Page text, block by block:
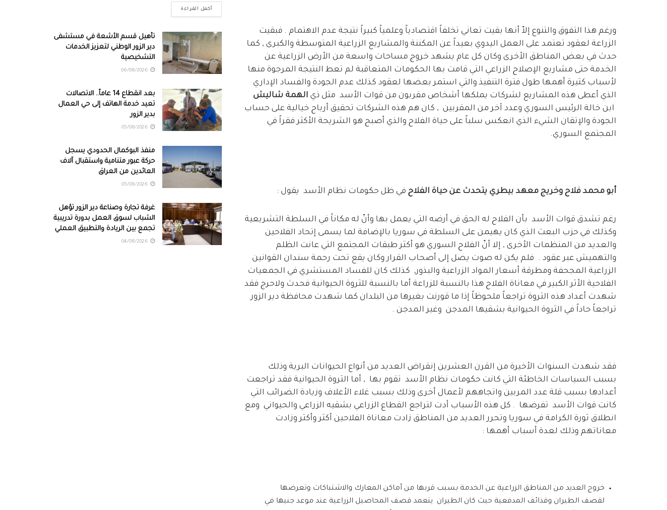
ورغم هذا التفوق والتنوع إلاّ أنها بقيت تعاني تخلفاً اقتصادياً وعلمياً كبيراً نتيجة عدم الاهتمام . فبقيت
الزراعة لعقود تعتمد على العمل اليدوي بعيداً عن المكننة والمشاريع الزراعية المتوسطة والكبرى , كما
حدث في بعض المناطق الأخرى وكان كل عام يشهد خروج مساحات واسعة من الأرض الزراعية عن
الخدمة حتى مشاريع الإصلاح الزراعي التي قامت بها الحكومات المتعاقبة لم تعط النتيجة المرجوة منها
لأسباب كثيرة أهمها طول فترة التنفيذ والتي استمر بعضها لعقود كذلك عدم الجودة والفساد الإداري
الذي أعطى هذه المشاريع لشركات يملكها أشخاص مقربون من قوات الأسد مثل ذي الهمة شاليش
ابن خالة الرئيس السوري وعدد آخر من المقربين , كان هم هذه الشركات تحقيق أرباح خيالية على حساب
الجودة والإتقان الشيء الذي انعكس سلباً على حياة الفلاح والذي أصبح هو الشريحة الأكثر فقراً في
المجتمع السوري.
أبو محمد فلاح وخريج معهد بيطري يتحدث عن حياة الفلاح في ظل حكومات نظام الأسد يقول :
رغم تشدق قوات الأسد بأن الفلاح له الحق في أرضه التي يعمل بها وأنّ له مكاناً في السلطة التشريعية
وكذلك في حزب البعث الذي كان يهيمن على السلطة في سوريا بالإضافة لما يسمى إتحاد الفلاحين
والعديد من المنظمات الأخرى , إلا أنّ الفلاح السوري هو أكثر طبقات المجتمع التي عانت الظلم
والتهميش عبر عقود . فلم يكن له صوت يصل إلى أصحاب القرار وكان يقع تحت رحمة سندان القوانين
الزراعية المجحفة ومطرقة أسعار المواد الزراعية والبذور, كذلك كان للفساد المستشري في الجمعيات
الفلاحية الأثر الكبير في معاناة الفلاح هذا بالنسبة للزراعة أما بالنسبة للثروة الحيوانية فحدث ولاحرج فقد
شهدت أعداد هذه الثروة تراجعاً ملحوظاً إذا ما قورنت بغيرها من البلدان كما شهدت محافظة دير الزور
تراجعاً حاداً في الثروة الحيوانية بشقيها المدجن وغير المدجن .
فقد شهدت السنوات الأخيرة من القرن العشرين إنقراض العديد من أنواع الحيوانات البرية وذلك
بسبب السياسات الخاطئة التي كانت حكومات نظام الأسد تقوم بها , أما الثروة الحيوانية فقد تراجعت
أعدادها بسبب قلة عدد المربين واتجاههم لأعمال أخرى وذلك بسبب غلاء الأعلاف وزيادة الضرائب التي
كانت قوات الأسد تفرضها . كل هذه الأسباب أدت لتراجع القطاع الزراعي بشقيه الزراعي والحيواني ومع
انطلاق ثورة الكرامة في سوريا وتحرر العديد من المناطق زادت معاناة الفلاحين أكثر وأكثر وزادت
معاناتهم وذلك لعدة أسباب أهمها :
خروج العديد من المناطق الزراعية عن الخدمة بسبب قربها من أماكن المعارك والاشتباكات وتعرضها
لقصف الطيران وقذائف المدفعية حيث كان الطيران يتعمد قصف المحاصيل الزراعية عند موعد جنيها في
أكمل القراءة
تأهيل قسم الأشعة في مستشفى
دير الزور الوطني لتعزيز الخدمات
التشخيصية
بعد انقطاع 14 عاماً.. الاتصالات
تعيد خدمة الهاتف إلى حي العمال
بدير الزور
منفذ البوكمال الحدودي يسجل
حركة عبور متنامية واستقبال آلاف
العائدين من العراق
غرفة تجارة وصناعة دير الزور تؤهل
الشباب لسوق العمل بدورة تدريبية
تجمع بين الريادة والتطبيق العملي